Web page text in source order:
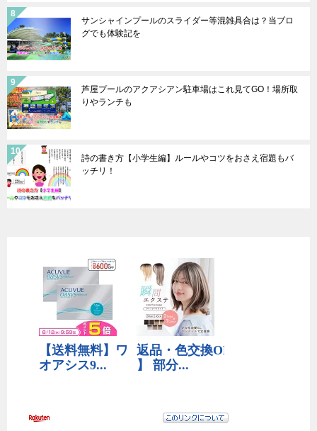
サンシャインプールのスライダー等混雑具合は？当ブロ
グでも体験記を
芦屋プールのアクアシアン駐車場はこれ見てGO！場所取
りやランチも
詩の書き方【小学生編】ルールやコツをおさえ宿題もバ
ッチリ！